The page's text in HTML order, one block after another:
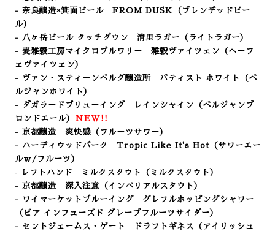
- 奈良醸造×箕面ビール FROM DUSK（ブレンデッドビー
ル）
- 八ヶ岳ビール タッチダウン 清里ラガー（ライトラガー）
- 麦雑穀工房マイクロブルワリー 雑穀ヴァイツェン（ヘーフ
ェヴァイツェン）
- ヴァン・スティーンベルグ醸造所 バティスト ホワイト（ ベ
ルジャンホワイト）
- ダガラードブリューイング レインシャイン（ベルジャンブ
ロンドエール） NEW!!
- 京都醸造 爽快感 （フルーツサワー）
- ハーディウッドパーク Tropic Like It's Hot（サワーエー
ルｗ/フルーツ）
‐ レフトハンド ミルクスタウト（ミルクスタウト）
- 京都醸造 深入注意（インペリアルスタウト）
- ワイマーケットブルーイング グレフルホッピングシャワー
（ビア インフューズド グレープフルーツサイダー）
- セントジェームス・ゲート ドラフトギネス（アイリッシュ